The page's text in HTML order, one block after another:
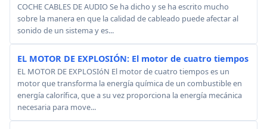
COCHE CABLES DE AUDIO Se ha dicho y se ha escrito mucho
sobre la manera en que la calidad de cableado puede afectar al
sonido de un sistema y es...
EL MOTOR DE EXPLOSIÓN: El motor de cuatro tiempos
EL MOTOR DE EXPLOSIóN El motor de cuatro tiempos es un
motor que transforma la energía química de un combustible en
energía calorífica, que a su vez proporciona la energía mecánica
necesaria para move...